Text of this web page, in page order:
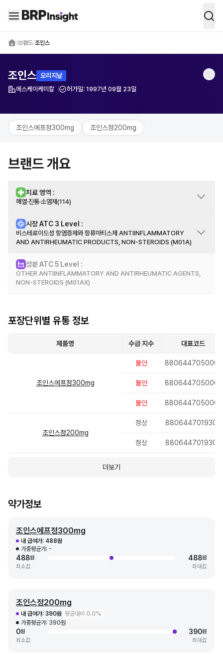
/브랜드/조인스
조인스 오리지날
에스케이케미칼 허가일: 1997년 09월 23일
조인스에프정300mg 조인스정200mg
브랜드 개요
치료 영역 :
해열·진통·소염제(114)
효능 효과
골관절증(퇴행관절질환), 류마티스관절염의 증상 완화
시장 ATC 3 Level :
비스테로이드성 항염증제와 항류마티스제 ANTIINFLAMMATORY
AND ANTIRHEUMATIC PRODUCTS, NON-STEROIDS (M01A)
시장 정보
이 그룹은 전신용 항염증제 및 항류마티스 제제로 구성되어 있습니다. 해당 그
룹의 물질은 다양한 적응증을 가지고 있지만, M01A로 한정됩니다. 파라세타몰
용도를 명확히 구별하기 어려워, N02BA - 살리실산 및 유도체로 분류됩니다.
항염증제/항류마티스제(예: 코르티코스테로이드)의 복합 제제는 M01B로 분류
근육 이완제와의 복합 제제는 M03B로 분류되며, 항생제와의 복합 제제는 J01
항염증제 또는 항류마티스제와 아편유사제 복합 제제는 N02AJ - 아편유사제
치료 용량의 항염증제와 복합된 감기 제제는 50 시리즈를 사용하여, 별도의 5
또한, A02B로 분류된 약제(예: 에소메프라졸)와의 복합 제제도 50 시리즈를
성분 ATC 5 Level :
OTHER ANTIINFLAMMATORY AND ANTIRHEUMATIC AGENTS,
NON-STEROIDS (M01AX)
포장단위별 유통 정보
제품명 수급 지수 대표코드
조인스에프정300mg
불안 8806447050002
불안 8806447050002
불안 8806447050002
조인스정200mg
정상 8806447019306
정상 8806447019306
더보기
약가정보
조인스에프정300mg
내 급여가: 488원
가중평균가: -
488원
최소값
488원
최대값
조인스정200mg
내 급여가: 390원 평균대비 0.0%
가중평균가: 390원
0원
최소값
390원
최대값